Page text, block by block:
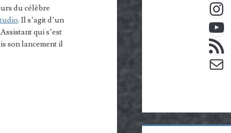
du célèbre
. Il s’agit d’un
qui s’est
son lancement il